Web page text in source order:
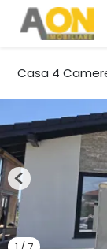
Casa 4
Previous